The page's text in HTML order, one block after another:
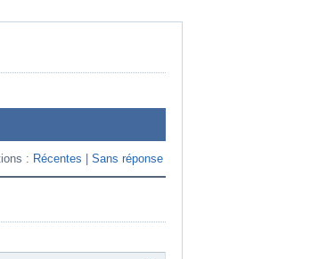
: Récentes Sans réponse